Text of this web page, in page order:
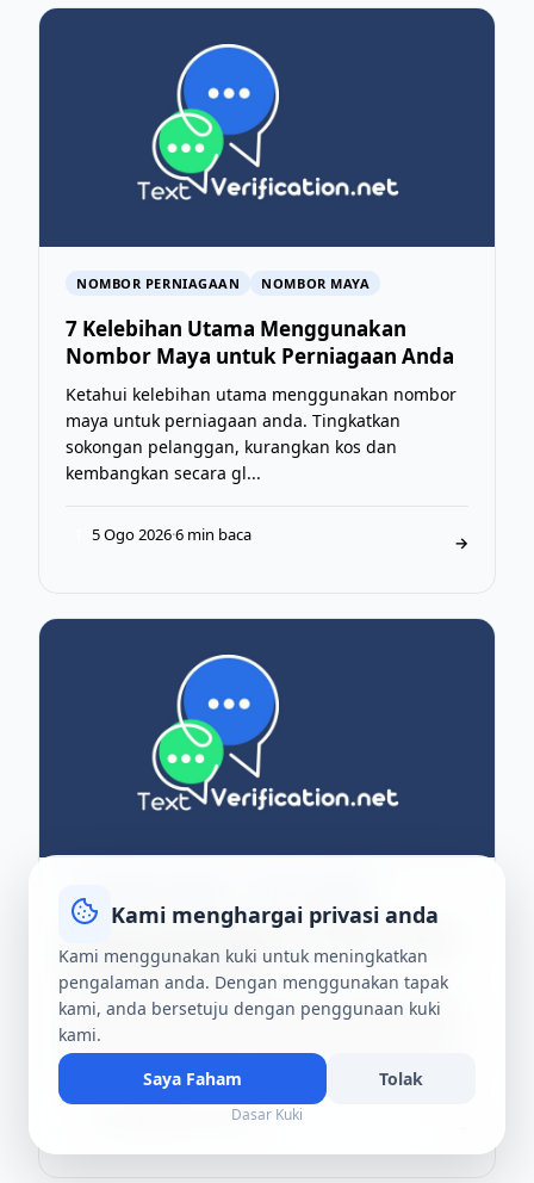
NOMBOR PERNIAGAAN NOMBOR MAYA
7 Kelebihan Utama Menggunakan
Nombor Maya untuk Perniagaan Anda
Ketahui kelebihan utama menggunakan nombor
maya untuk perniagaan anda. Tingkatkan
sokongan pelanggan, kurangkan kos dan
kembangkan secara gl...
5 Ogo 2026·6 min baca →
Mana Pilihan Anda?
Ketahui perbezaan utama antara nombor telefon
pakai buang dan biasa untuk menentukan pilihan
terbaik untuk privasi dan keselamatan dalam tal...
8 min baca
Kami menghargai privasi anda
Kami menggunakan kuki untuk meningkatkan
pengalaman anda. Dengan menggunakan tapak
kami, anda bersetuju dengan penggunaan kuki
kami.
Saya Faham
Tolak
Dasar Kuki